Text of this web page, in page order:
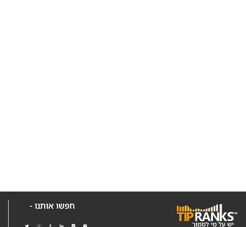
חפשו אותנו -